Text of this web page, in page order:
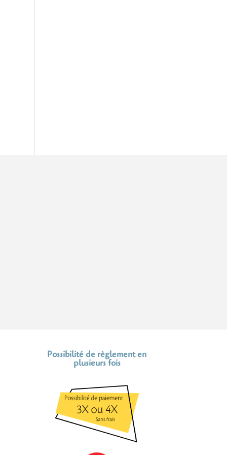
Possibilité de règlement en
plusieurs fois